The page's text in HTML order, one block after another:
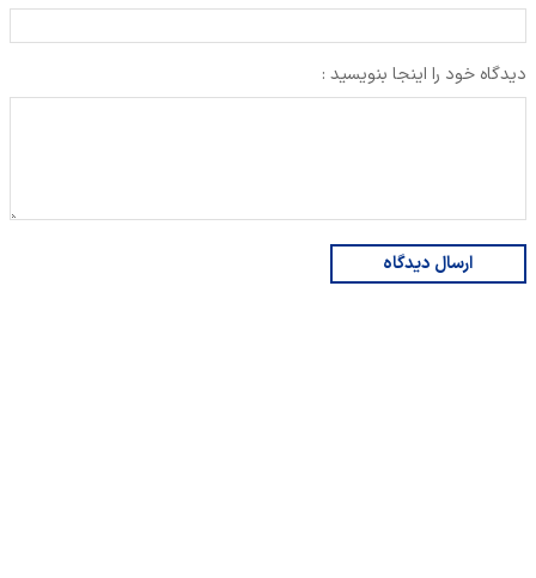
دیدگاه خود را اینجا بنویسید :
ارسال دیدگاه